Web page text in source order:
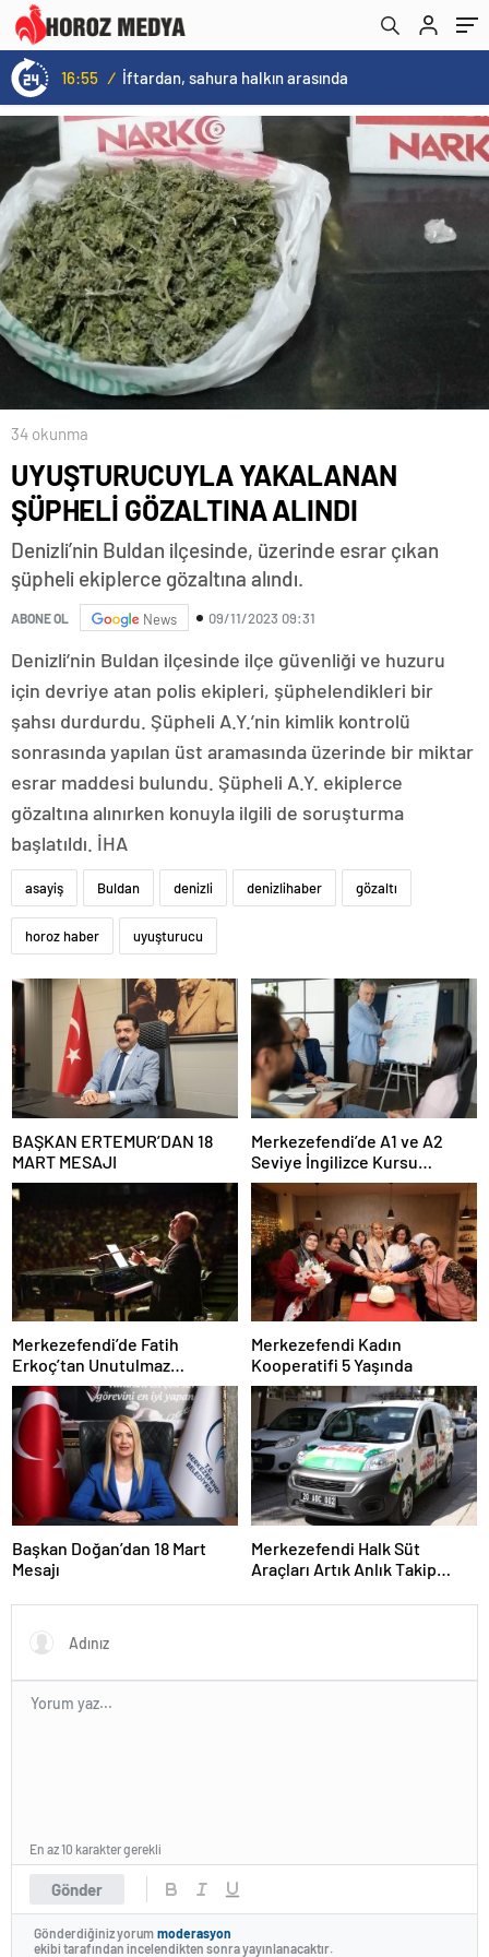
16:55 / İftardan, sahura halkın arasında
34 okunma
UYUŞTURUCUYLA YAKALANAN
ŞÜPHELİ GÖZALTINA ALINDI
Denizli’nin Buldan ilçesinde, üzerinde esrar çıkan
şüpheli ekiplerce gözaltına alındı.
ABONE OL News 09/11/2023 09:31
Denizli’nin Buldan ilçesinde ilçe güvenliği ve huzuru
için devriye atan polis ekipleri, şüphelendikleri bir
şahsı durdurdu. Şüpheli A.Y.’nin kimlik kontrolü
sonrasında yapılan üst aramasında üzerinde bir miktar
esrar maddesi bulundu. Şüpheli A.Y. ekiplerce
gözaltına alınırken konuyla ilgili de soruşturma
başlatıldı. İHA
asayiş Buldan denizli denizlihaber gözaltı
horoz haber uyuşturucu
BAŞKAN ERTEMUR’DAN 18
MART MESAJI
Merkezefendi’de A1 ve A2
Seviye İngilizce Kursu
Başvuruları Başladı
Merkezefendi’de Fatih
Erkoç’tan Unutulmaz
Ramazan Konseri
Merkezefendi Kadın
Kooperatifi 5 Yaşında
Başkan Doğan’dan 18 Mart
Mesajı
Merkezefendi Halk Süt
Araçları Artık Anlık Takip
Gönder
En az 10 karakter gerekli
Gönderdiğiniz yorum moderasyon
ekibi tarafından incelendikten sonra yayınlanacaktır.